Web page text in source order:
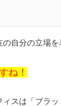
自分の立場を
ね！
スは「ブラ